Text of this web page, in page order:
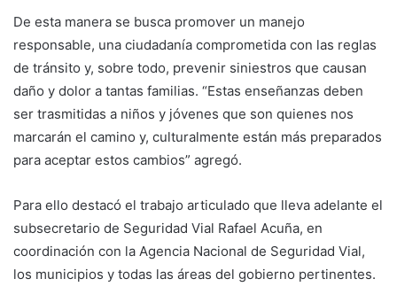
De esta manera se busca promover un manejo
responsable, una ciudadanía comprometida con las reglas
de tránsito y, sobre todo, prevenir siniestros que causan
daño y dolor a tantas familias. “Estas enseñanzas deben
ser trasmitidas a niños y jóvenes que son quienes nos
marcarán el camino y, culturalmente están más preparados
para aceptar estos cambios” agregó.
Para ello destacó el trabajo articulado que lleva adelante el
subsecretario de Seguridad Vial Rafael Acuña, en
coordinación con la Agencia Nacional de Seguridad Vial,
los municipios y todas las áreas del gobierno pertinentes.